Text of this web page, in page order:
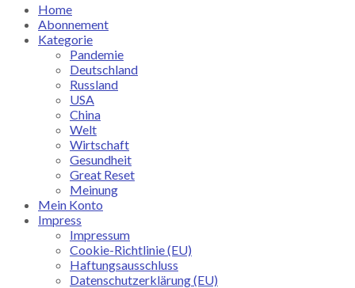
Home
Abonnement
Kategorie
Pandemie
Deutschland
Russland
USA
China
Welt
Wirtschaft
Gesundheit
Great Reset
Meinung
Mein Konto
Impress
Impressum
Cookie-Richtlinie (EU)
Haftungsausschluss
Datenschutzerklärung (EU)